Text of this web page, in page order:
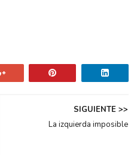
SIGUIENTE >>
La izquierda imposible